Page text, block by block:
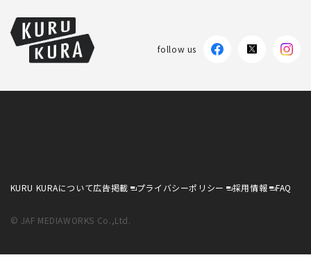
follow us
KURU KURAについて広告掲載 プライバシーポリシー 採用情報 FAQ
© JAF MEDIAWORKS Co.,Ltd.